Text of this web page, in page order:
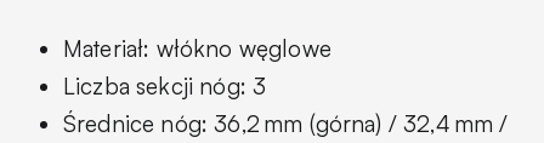
Materiał: włókno węglowe
Liczba sekcji nóg: 3
Średnice nóg: 36,2 mm (górna) / 32,4 mm /